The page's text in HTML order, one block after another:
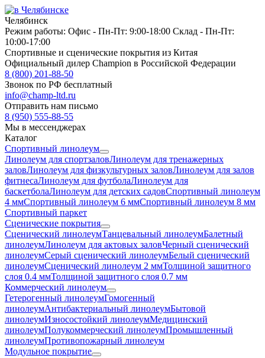
Челябинск
Режим работы: Офис - Пн-Пт: 9:00-18:00 Склад - Пн-Пт:
10:00-17:00
Спортивные и сценические покрытия из Китая
Официальный дилер Champion в Российской Федерации
8 (800) 201-88-50
Звонок по РФ бесплатный
info@champ-ltd.ru
Отправить нам письмо
8 (950) 555-88-55
Мы в мессенджерах
Каталог
Спортивный линолеум
Линолеум для спортзаловЛинолеум для тренажерных
заловЛинолеум для физкультурных заловЛинолеум для залов
фитнесаЛинолеум для футболаЛинолеум для
баскетболаЛинолеум для детских садовСпортивный линолеум
4 ммСпортивный линолеум 6 ммСпортивный линолеум 8 мм
Спортивный паркет
Сценические покрытия
Сценический линолеумТанцевальный линолеумБалетный
линолеумЛинолеум для актовых заловЧерный сценический
линолеумСерый сценический линолеумБелый сценический
линолеумСценический линолеум 2 ммТолщиной защитного
слоя 0.4 ммТолщиной защитного слоя 0.7 мм
Коммерческий линолеум
Гетерогенный линолеумГомогенный
линолеумАнтибактериальный линолеумБытовой
линолеумИзносостойкий линолеумМедицинский
линолеумПолукоммерческий линолеумПромышленный
линолеумПротивопожарный линолеум
Модульное покрытие